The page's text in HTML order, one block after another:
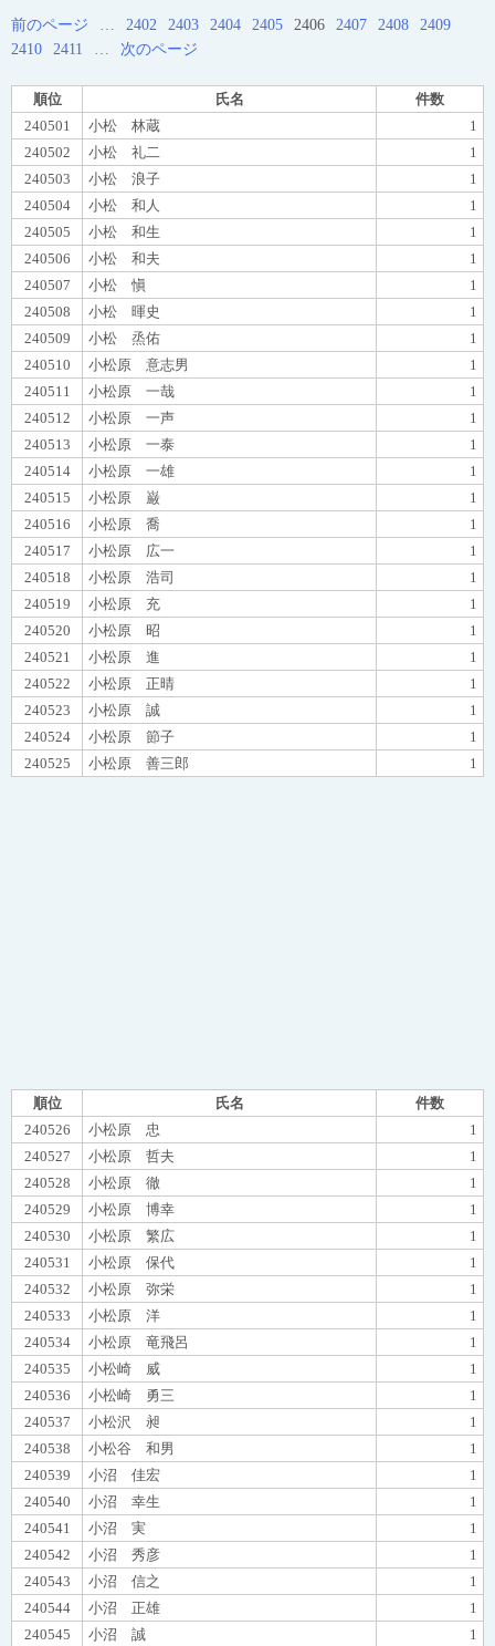
前のページ … 2402 2403 2404 2405 2406 2407 2408
2409
2410
2411 … 次のページ
順位 氏名
件数
240501
小松 林蔵
1
240502
小松 礼二
1
240503
小松 浪子
1
240504
小松 和人
1
240505
小松 和生
1
240506
小松 和夫
1
240507
小松 愼
1
240508
小松 暉史
1
240509
小松 烝佑
1
240510
小松原 意志男
1
240511
小松原 一哉
1
240512
小松原 一声
1
240513
小松原 一泰
1
240514
小松原 一雄
1
240515
小松原 巌
1
240516
小松原 喬
1
240517
小松原 広一
1
240518
小松原 浩司
1
240519
小松原 充
1
240520
小松原 昭
1
240521
小松原 進
1
240522
小松原 正晴
1
240523
小松原 誠
1
240524
小松原 節子
1
240525
小松原 善三郎 1
順位 氏名
件数
240526
小松原 忠
1
240527
小松原 哲夫
1
240528
小松原 徹
1
240529
小松原 博幸
1
240530
小松原 繁広
1
240531
小松原 保代
1
240532
小松原 弥栄
1
240533
小松原 洋
1
240534
小松原 竜飛呂
1
240535
小松崎 威
1
240536
小松崎 勇三
1
240537
小松沢 昶
1
240538
小松谷 和男
1
240539
小沼 佳宏
1
240540
小沼 幸生
1
240541
小沼 実
1
240542
小沼 秀彦
1
240543
小沼 信之
1
240544
小沼 正雄
1
240545
小沼 誠 1